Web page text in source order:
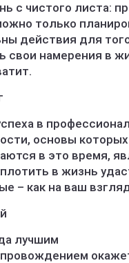
с чистого листа:
только
действия для
свои намерения в
в
основы которых
в это время,
в жизнь
– как на ваш
лучшим